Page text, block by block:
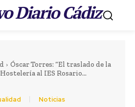
Diario Cádiz.
Óscar Torres: “El traslado de la
al IES Rosario...
Noticias